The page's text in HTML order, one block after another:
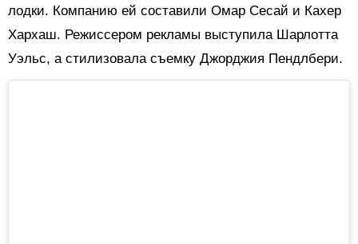
лодки. Компанию ей составили Омар Сесай и Кахер
Хархаш. Режиссером рекламы выступила Шарлотта
Уэльс, а стилизовала съемку Джорджия Пендлбери.